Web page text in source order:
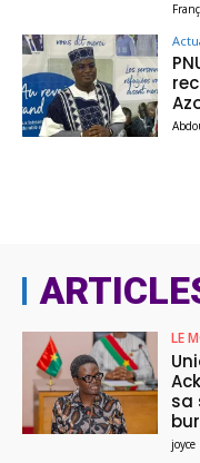
LE
sa
joyce